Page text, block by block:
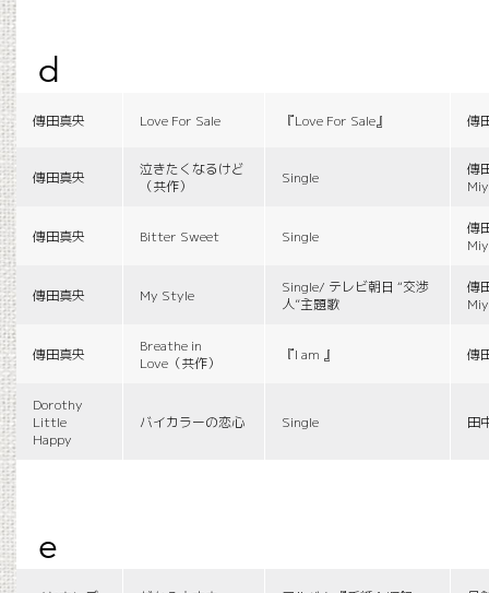
d
傳田真央 Love For Sale 『Love For Sale』 傳
傳田真央
泣きたくなるけど
（共作）
Single
傳
傳田真央 Bitter Sweet Single
傳
傳田真央 My Style
Single/ テレビ朝日 “交渉
人”主題歌
傳
傳田真央
Breathe in
Love（共作）
『I am 』 傳
Dorothy
Little
Happy
バイカラーの恋心 Single 田
e